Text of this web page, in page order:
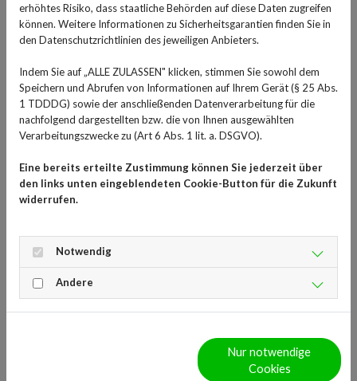
und die Durchblutung, sie können das Immunsystem
stärken und fördern den Fettstoffwechsel in Leber und
Galle. Außerdem können sie indirekt beim Abnehmen
helfen.
Langsam an bitteren
Geschmack gewöhnen
Ob wir gerne Lebensmittel essen, die bitter sind oder
nicht, hängt vom Geschmack ab. Manche Menschen
möchten lieber gar nichts essen, das bitter schmeckt.
oft waren bittere Pflanzen giftig. Doch heute weiß man,
dass bitteres Obst und Gemüse sehr gesund sein kann.
Bitter wird oft als sehr extrem auf der Zunge
bittere Lebensmittel schmecken plötzlich doch gut.
Gemüse mit Bitterstoffen lässt sich gut mit Tomaten
erhöhtes Risiko, dass staatliche Behörden auf diese Daten zugreifen
können. Weitere Informationen zu Sicherheitsgarantien finden Sie in
den Datenschutzrichtlinien des jeweiligen Anbieters.
Indem Sie auf „ALLE ZULASSEN" klicken, stimmen Sie sowohl dem
Speichern und Abrufen von Informationen auf Ihrem Gerät (§ 25 Abs.
1 TDDDG) sowie der anschließenden Datenverarbeitung für die
nachfolgend dargestellten bzw. die von Ihnen ausgewählten
Verarbeitungszwecke zu (Art 6 Abs. 1 lit. a. DSGVO).
Eine bereits erteilte Zustimmung können Sie jederzeit über
den links unten eingeblendeten Cookie-Button für die Zukunft
widerrufen.
Notwendig
Andere
Nur notwendige
Cookies